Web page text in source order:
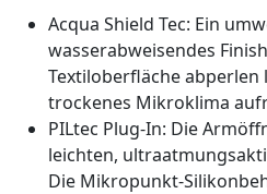
Acqua Shield Tec: Ein
wasserabweisendes
Textiloberfläche
trockenes Mikroklima
PILtec Plug-In: Die
leichten,
Die Mikropunkt-